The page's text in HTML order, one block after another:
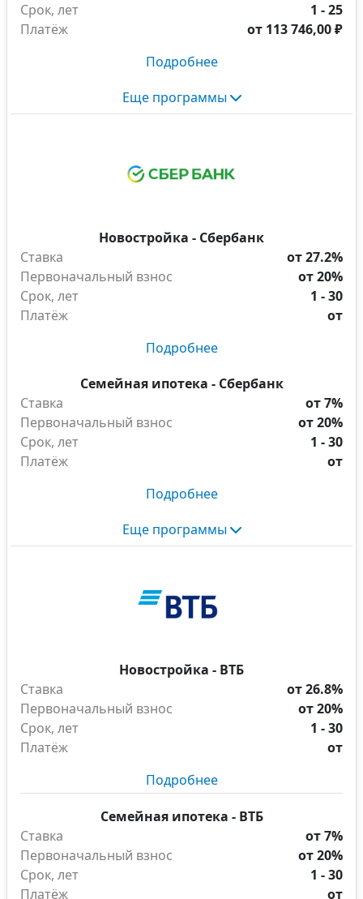
Срок, лет
1 - 25
Платёж
от 113 746,00 ₽
Подробнее
Еще программы
Новостройка - Сбербанк
Ставка
от 27.2%
Первоначальный взнос
от 20%
Срок, лет
1 - 30
Платёж
от
Подробнее
Семейная ипотека - Сбербанк
Ставка
от 7%
Первоначальный взнос
от 20%
Срок, лет
1 - 30
Платёж
от
Подробнее
Еще программы
Новостройка - ВТБ
Ставка
от 26.8%
Первоначальный взнос
от 20%
Срок, лет
1 - 30
Платёж
от
Подробнее
Семейная ипотека - ВТБ
Ставка
от 7%
Первоначальный взнос
от 20%
Срок, лет
1 - 30
Платёж
от